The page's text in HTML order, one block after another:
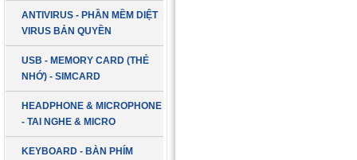
ANTIVIRUS - PHẦN MỀM DIỆT
VIRUS BẢN QUYỀN
USB - MEMORY CARD (THẺ
NHỚ) - SIMCARD
HEADPHONE & MICROPHONE
- TAI NGHE & MICRO
KEYBOARD - BÀN PHÍM